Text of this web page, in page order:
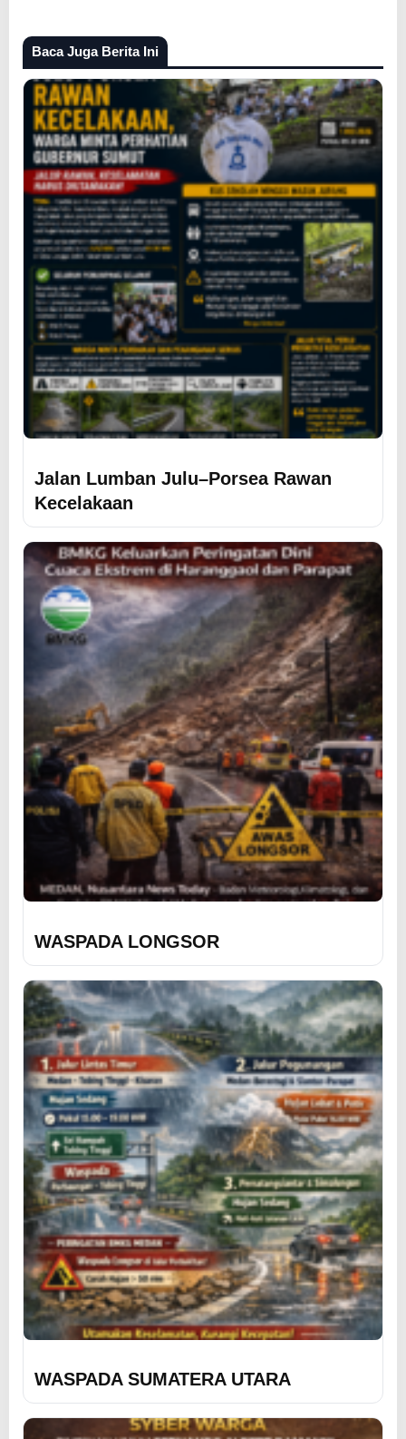
Baca Juga Berita Ini
Jalan Lumban Julu–Porsea Rawan
Kecelakaan
WASPADA LONGSOR
WASPADA SUMATERA UTARA